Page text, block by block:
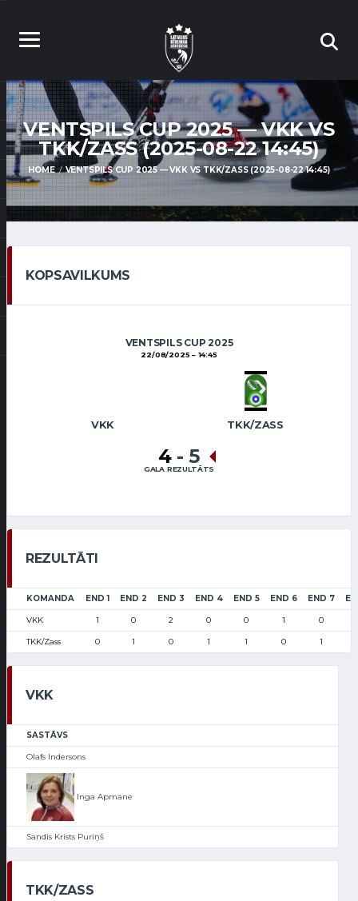
VENTSPILS CUP 2025 — VKK VS
TKK/ZASS (2025-08-22 14:45)
HOME VENTSPILS CUP 2025 — VKK VS TKK/ZASS (2025-08-22 14:45)
KOPSAVILKUMS
VENTSPILS CUP 2025
22/08/2025 14:45
VKK TKK/ZASS
4 - 5
GALA REZULTĀTS
REZULTĀTI
KOMANDA END 1 END 2 END 3 END 4 END 5 END 6 END 7
VKK 1 0 2 0 0 1 0
TKK/Zass 0 1 0 1 1 0 1
VKK
SASTĀVS
Olafs Indersons
Inga Apmane
Sandis Krists Puriņš
TKK/ZASS